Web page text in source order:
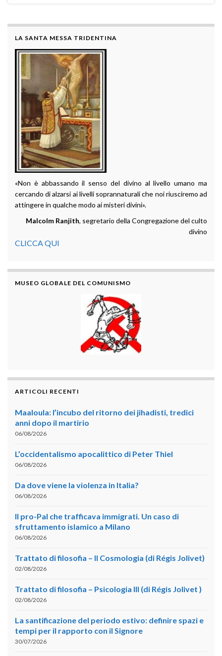
LA SANTA MESSA TRIDENTINA
«Non è abbassando il senso del divino al livello umano ma
cercando di alzarsi ai livelli soprannaturali che noi riusciremo ad
attingere in qualche modo ai misteri divini».
Malcolm Ranjith, segretario della Congregazione del culto
divino
CLICCA QUI
MUSEO GLOBALE DEL COMUNISMO
ARTICOLI RECENTI
Maaloula: l’incubo del ritorno dei jihadisti, tredici
anni dopo il martirio
06/08/2026
L’occidentalismo apocalittico di Peter Thiel
06/08/2026
Da dove viene la violenza in Italia?
06/08/2026
Il pro-Pal che trafficava immigrati. Un caso di
sfruttamento islamico a Milano
06/08/2026
Trattato di filosofia – II Cosmologia (di Régis Jolivet)
02/08/2026
Trattato di filosofia – Psicologia III (di Régis Jolivet )
02/08/2026
La santificazione del periodo estivo: definire spazi e
tempi per il rapporto con il Signore
30/07/2026